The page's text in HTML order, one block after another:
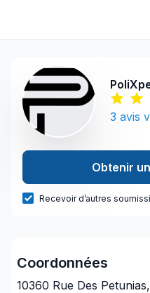
3 avis
Obtenir
Recevoir d’autres
Coordonnées
10360 Rue Des